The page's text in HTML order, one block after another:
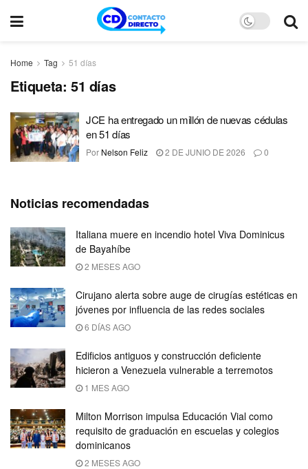
Home Tag 51 días
Etiqueta: 51 días
JCE ha entregado un millón de nuevas cédulas
en 51 días
Por Nelson Feliz 2 DE JUNIO DE 2026 0
Noticias recomendadas
Italiana muere en incendio hotel Viva Dominicus
de Bayahíbe
2 MESES AGO
Cirujano alerta sobre auge de cirugías estéticas en
jóvenes por influencia de las redes sociales
6 DÍAS AGO
Edificios antiguos y construcción deficiente
hicieron a Venezuela vulnerable a terremotos
1 MES AGO
Milton Morrison impulsa Educación Vial como
requisito de graduación en escuelas y colegios
dominicanos
2 MESES AGO